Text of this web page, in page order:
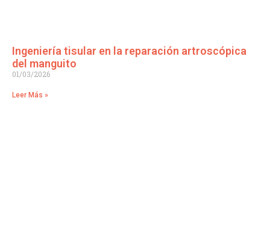
Ingeniería tisular en la reparación artroscópica
del manguito
01/03/2026
Leer Más »